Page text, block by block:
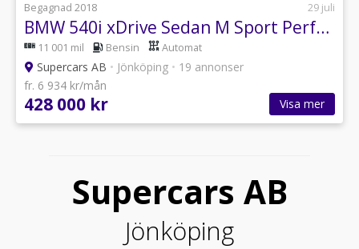
Begagnad 2018 29 juli
BMW 540i xDrive Sedan M Sport Performance
11 001 mil Bensin Automat
Supercars AB • Jönköping • 19 annonser
fr. 6 934 kr/mån
428 000 kr Visa mer
Supercars AB
Jönköping